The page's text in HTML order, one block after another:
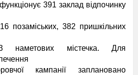
391 заклад відпочинку
позаміських, 382 пришкільних
наметових містечка. Для
кампанії заплановано